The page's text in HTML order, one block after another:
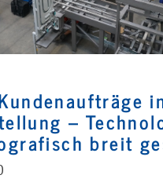
–
breit